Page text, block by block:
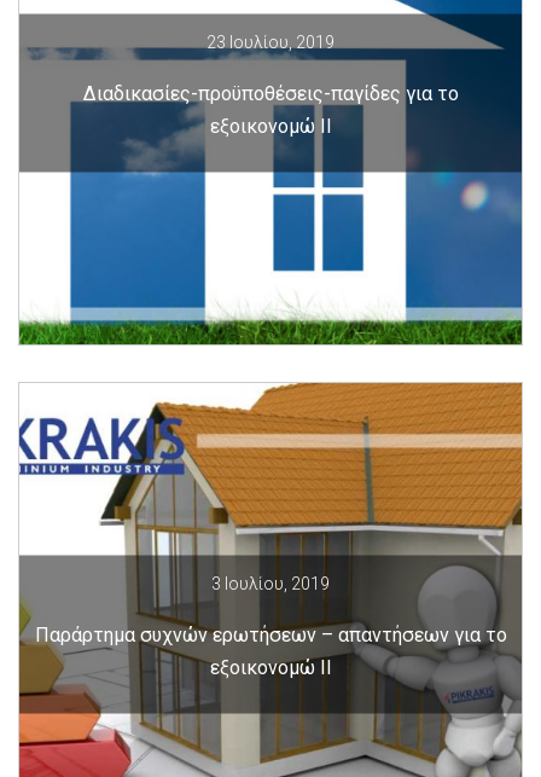
23 Ιουλίου, 2019
Διαδικασίες-προϋποθέσεις-παγίδες για το
εξοικονομώ ΙΙ
3 Ιουλίου, 2019
Παράρτημα συχνών ερωτήσεων – απαντήσεων για το
εξοικονομώ ΙΙ